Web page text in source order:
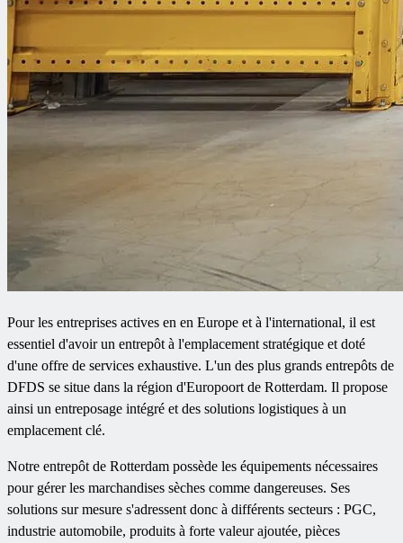
Pour les entreprises actives en en Europe et à l'international, il est
essentiel d'avoir un entrepôt à l'emplacement stratégique et doté
d'une offre de services exhaustive. L'un des plus grands entrepôts de
DFDS se situe dans la région d'Europoort de Rotterdam. Il propose
ainsi un entreposage intégré et des solutions logistiques à un
emplacement clé.
Notre entrepôt de Rotterdam possède les équipements nécessaires
pour gérer les marchandises sèches comme dangereuses. Ses
solutions sur mesure s'adressent donc à différents secteurs : PGC,
industrie automobile, produits à forte valeur ajoutée, pièces